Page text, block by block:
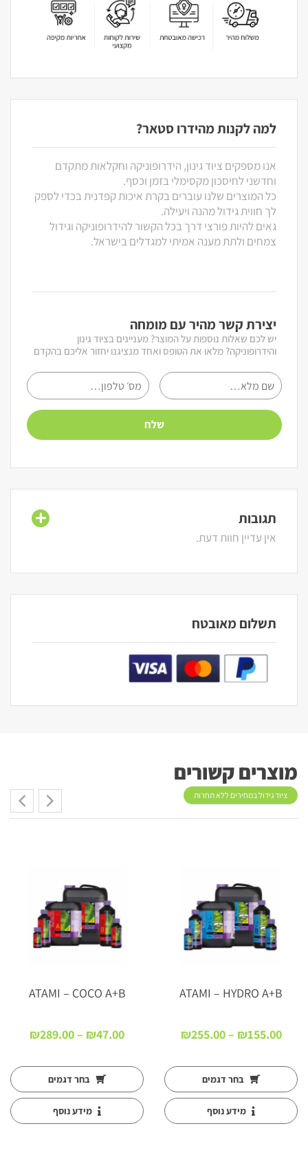
למה לקנות מהידרו סטאר?
אנו מספקים ציוד גינון, הידרופוניקה וחקלאות מתקדם
וחדשני לחיסכון מקסימלי בזמן וכסף.
כל המוצרים שלנו עוברים בקרת איכות קפדנית בכדי לספק
לך חווית גידול מהנה ויעילה.
גאים להיות פורצי דרך בכל הקשור להידרופוניקה וגידול
צמחים ולתת מענה אמיתי למגדלים בישראל.
יצירת קשר מהיר עם מומחה
יש לכם שאלות נוספות על המוצר? מעניינים בציוד גינון
והידרופוניקה? מלאו את הטופס ואחד מנציגנו יחזור אליכם בהקדם
תגובות
אין עדיין חוות דעת.
תשלום מאובטח
מוצרים קשורים
ציוד גידול במחירים ללא תחרות
ATAMI – HYDRO A+B
₪155.00
–
₪255.00
⁦₪155.00⁩
⁦₪255.00⁩
בחר דגמים
מידע נוסף
ATAMI – COCO A+B
₪47.00
–
₪289.00
בחר דגמים
מידע נוסף